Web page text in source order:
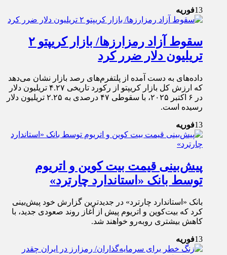
13فوریه
سقوط آزاد رمزارز‌ها/ بازار کریپتو ۲
تریلیون دلار ضرر کرد
داده‌های به دست آمده از پلتفرم‌های رصد بازار نشان می‌دهد
که ارزش کل بازار کریپتو از رکورد تاریخی ۴.۲۷ تریلیون دلار
در ۶ اکتبر ۲۰۲۵، با سقوطی ۴۷ درصدی به ۲.۲۵ تریلیون دلار
رسیده است.
13فوریه
پیش‌بینی قیمت بیت کوین و اتریوم
توسط بانک «استاندارد چارترد»
بانک «استاندارد چارترد» در جدیدترین گزارش خود پیش‌بینی
کرد که بیت‌کوین و اتریوم پیش از آغاز روند صعودی جدید، با
کاهش بیشتری روبه‌رو خواهند شد.
13فوریه